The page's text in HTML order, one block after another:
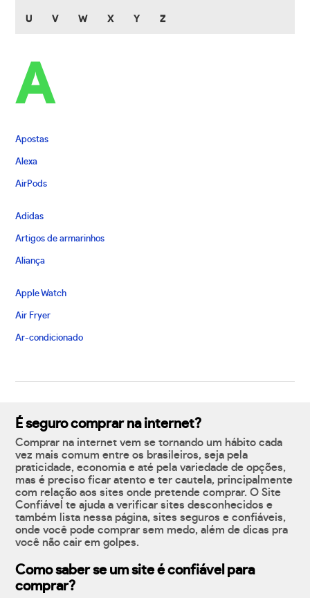
U V W X Y Z
A
Apostas
Alexa
AirPods
Adidas
Artigos de armarinhos
Aliança
Apple Watch
Air Fryer
Ar-condicionado
É seguro comprar na internet?
Comprar na internet vem se tornando um hábito cada
vez mais comum entre os brasileiros, seja pela
praticidade, economia e até pela variedade de opções,
mas é preciso ficar atento e ter cautela, principalmente
com relação aos sites onde pretende comprar. O Site
Confiável te ajuda a verificar sites desconhecidos e
também lista nessa página, sites seguros e confiáveis,
onde você pode comprar sem medo, além de dicas pra
você não cair em golpes.
Como saber se um site é confiável para
comprar?